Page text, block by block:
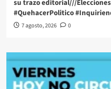
su trazo editorial///Elecciones
#QuehacerPolitico
7 agosto, 2026 0